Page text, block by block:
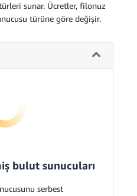
sunar. Ücretler, filonuz
türüne göre değişir.
bulut sunucuları
serbest